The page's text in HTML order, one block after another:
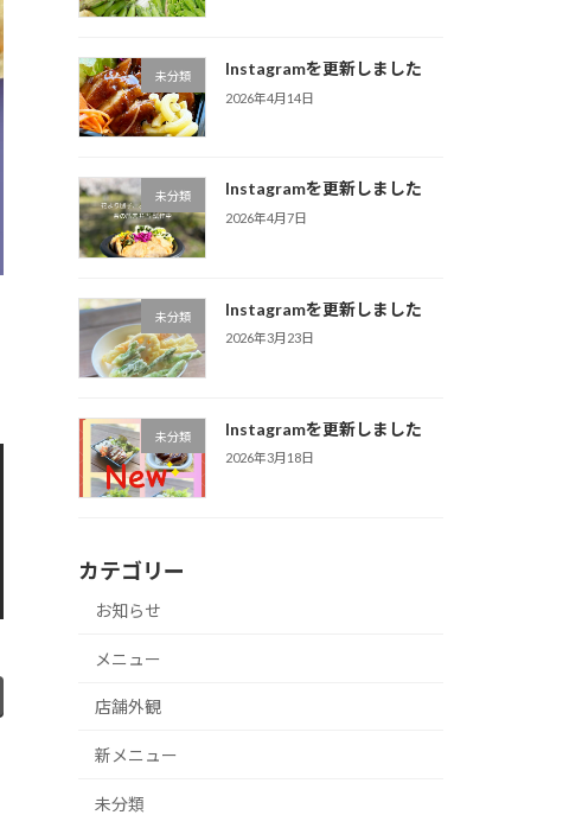
未分類 Instagramを更新しました
2026年4月14日
未分類 Instagramを更新しました
2026年4月7日
未分類 Instagramを更新しました
2026年3月23日
未分類 Instagramを更新しました
2026年3月18日
カテゴリー
お知らせ
メニュー
店舗外観
新メニュー
未分類